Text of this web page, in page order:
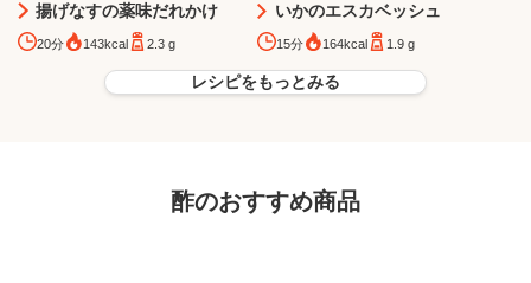
揚げなすの薬味だれかけ
20分 143kcal 2.3 g
いかのエスカベッシュ
15分 164kcal 1.9 g
レシピをもっとみる
酢のおすすめ商品